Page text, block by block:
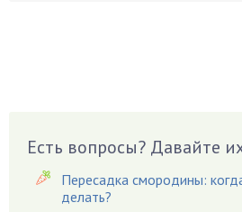
Вишня
Вредители
Гардения
Есть вопросы? Давайте
Пересадка смородины:
делать?